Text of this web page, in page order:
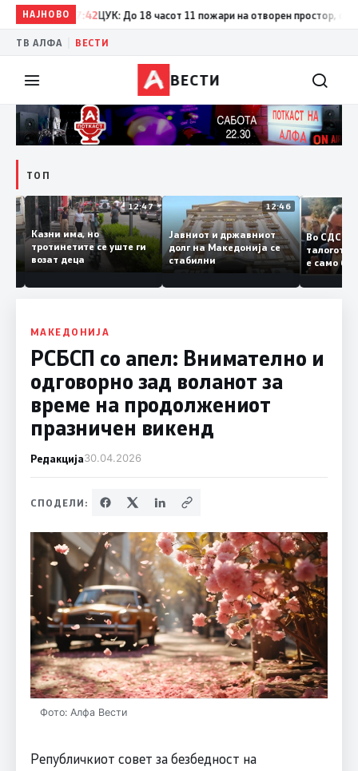
НАЈНОВО
17:42 ЦУК: До 18 часот 11 пожари на отворен простор, од кои
ТВ АЛФА ВЕСТИ
ВЕСТИ
ТОП
12:50
и
12:47
Казни има, но
тротинетите се уште ги
возат деца
12:46
Јавниот и државниот
долг на Македонија се
стабилни
Во
е само
копија
Заев
МАКЕДОНИЈА
РСБСП со апел: Внимателно и
одговорно зад воланот за
време на продолжениот
празничен викенд
Редакција30.04.2026
СПОДЕЛИ:
Фото: Алфа Вести
Републичкиот совет за безбедност на